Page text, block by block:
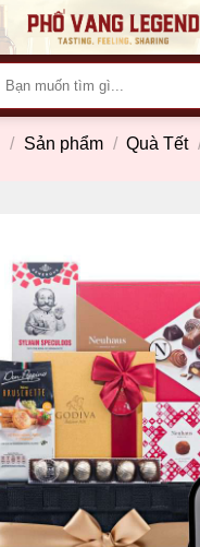
kiếm:
/ Sản phẩm / Quà Tết